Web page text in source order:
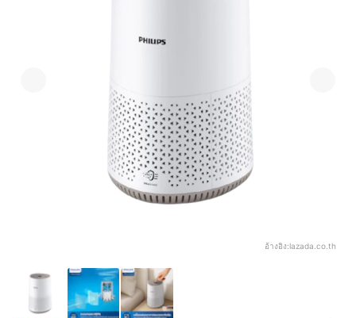
อ้างอิง:lazada.co.th